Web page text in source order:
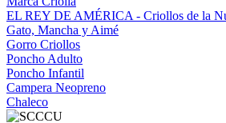
EL REY DE AMÉRICA - Criollos de la
Gato, Mancha y Aimé
Gorro Criollos
Poncho Adulto
Poncho Infantil
Campera Neopreno
Chaleco